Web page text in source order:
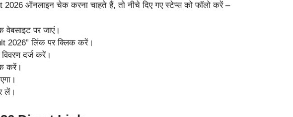
ऑनलाइन चेक करना चाहते हैं, तो नीचे दिए गए स्टेप्स को फॉलो करें –
पर जाएं।
2026” लिंक पर क्लिक करें।
दर्ज करें।
करें।
लें।